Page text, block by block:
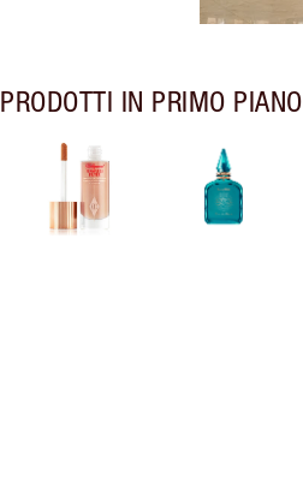
PRODOTTI IN PRIMO PIANO